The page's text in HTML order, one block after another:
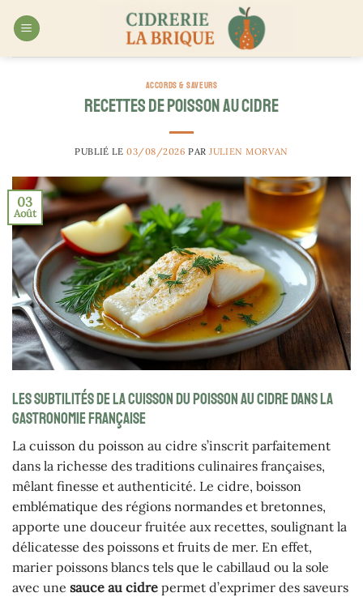
ACCORDS & SAVEURS
Recettes de poisson au cidre
PUBLIÉ LE 03/08/2026 PAR JULIEN MORVAN
03
Août
Les subtilités de la cuisson du poisson au cidre dans la
gastronomie française
La cuisson du poisson au cidre s’inscrit parfaitement
dans la richesse des traditions culinaires françaises,
mêlant finesse et authenticité. Le cidre, boisson
emblématique des régions normandes et bretonnes,
apporte une douceur fruitée aux recettes, soulignant la
délicatesse des poissons et fruits de mer. En effet,
marier poissons blancs tels que le cabillaud ou la sole
avec une sauce au cidre permet d’exprimer des saveurs